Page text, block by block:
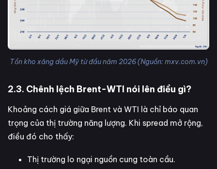
Tồn kho xăng dầu Mỹ từ đầu năm 2026 (Nguồn: mxv.com.vn)
2.3. Chênh lệch Brent-WTI nói lên điều gì?
Khoảng cách giá giữa Brent và WTI là chỉ báo quan
trọng của thị trường năng lượng. Khi spread mở rộng,
điều đó cho thấy:
Thị trường lo ngại nguồn cung toàn cầu.